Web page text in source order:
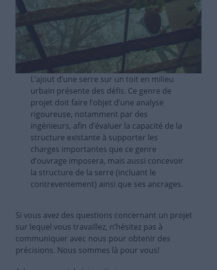
L’ajout d’une serre sur un toit en milieu
urbain présente des défis. Ce genre de
projet doit faire l’objet d’une analyse
rigoureuse, notamment par des
ingénieurs, afin d’évaluer la capacité de la
structure existante à supporter les
charges importantes que ce genre
d’ouvrage imposera, mais aussi concevoir
la structure de la serre (incluant le
contreventement) ainsi que ses ancrages.
Si vous avez des questions concernant un projet
sur lequel vous travaillez, n’hésitez pas à
communiquer avec nous pour obtenir des
précisions. Nous sommes là pour vous!